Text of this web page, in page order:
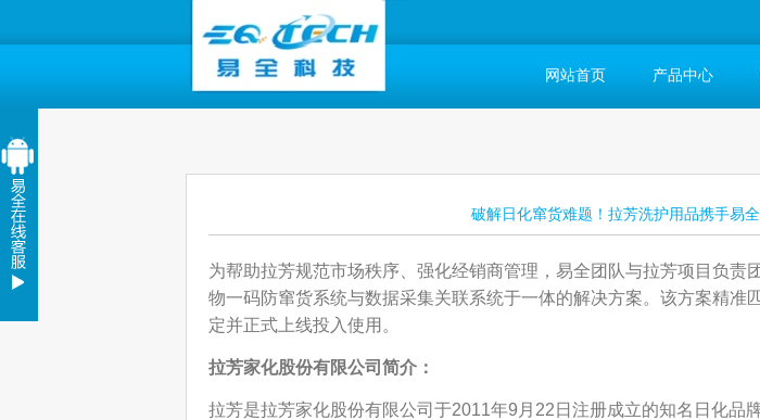
网站首页 产品中心
破解日化窜货难题！拉芳洗护用品携手易
为帮助拉芳规范市场秩序、强化经销商管理，易全团队与拉芳项目负
物一码防窜货系统与数据采集关联系统于一体的解决方案。该方案精准
定并正式上线投入使用。
拉芳家化股份有限公司 简介：
拉芳是拉芳家化股份有限公司于2011年9月22日注册成立的知名日化品